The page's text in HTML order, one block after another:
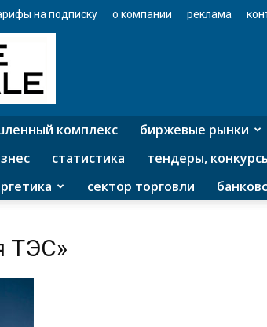
на подписку о компании реклама
комплекс биржевые рынки
статистика тендеры,
сектор торговли
ТЭС»